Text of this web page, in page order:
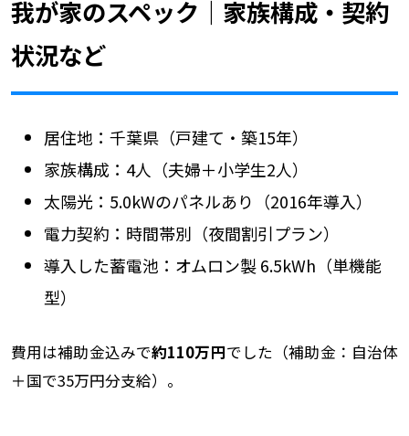
我が家のスペック｜家族構成・契約
状況など
居住地：千葉県（戸建て・築15年）
家族構成：4人（夫婦＋小学生2人）
太陽光：5.0kWのパネルあり（2016年導入）
電力契約：時間帯別（夜間割引プラン）
導入した蓄電池：オムロン製 6.5kWh（単機能
型）
費用は補助金込みで約110万円でした（補助金：自治体
＋国で35万円分支給）。